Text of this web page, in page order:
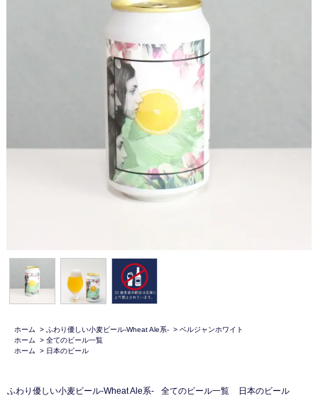
ホーム > ふわり優しい小麦ビール-Wheat Ale系- > ベルジャンホワイト
ホーム
> 全てのビール一覧
ホーム
> 日本のビール
ふわり優しい小麦ビール-Wheat Ale系- 全てのビール一覧 日本のビール